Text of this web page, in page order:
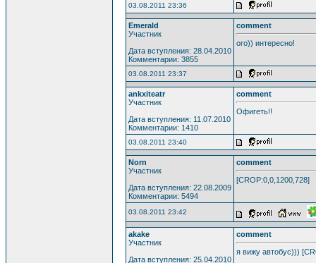
03.08.2011 23:36
Emerald
Участник
Дата вступления: 28.04.2010
Комментарии: 3855
comment
ого)) интересно!
03.08.2011 23:37
ankxiteatr
Участник
Дата вступления: 11.07.2010
Комментарии: 1410
comment
Офигеть!!
03.08.2011 23:40
Norn
Участник
Дата вступления: 22.08.2009
Комментарии: 5494
comment
[CROP:0,0,1200,728]
03.08.2011 23:42
akake
Участник
Дата вступления: 25.04.2010
comment
я вижу автобус)))